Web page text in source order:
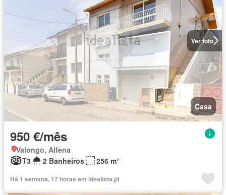
Ver foto
Casa
950 €/mês
Valongo, Alfena
T3
2 Banheiros 256 m²
Há 1 semana, 17 horas em idealista.pt